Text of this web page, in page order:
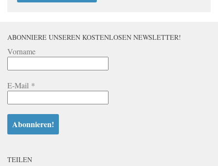
ABONNIERE UNSEREN KOSTENLOSEN NEWSLETTER!
Vorname
E-Mail *
TEILEN